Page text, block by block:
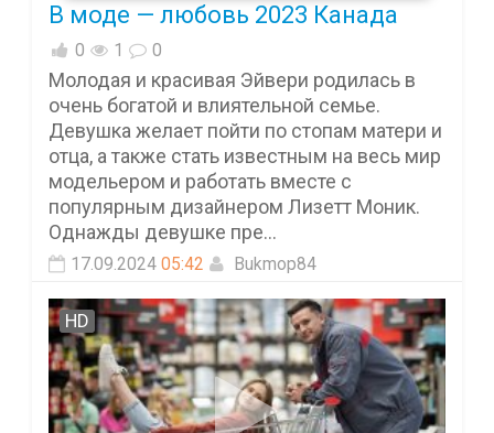
В моде — любовь 2023 Канада
0 1 0
Молодая и красивая Эйвери родилась в
очень богатой и влиятельной семье.
Девушка желает пойти по стопам матери и
отца, а также стать известным на весь мир
модельером и работать вместе с
популярным дизайнером Лизетт Моник.
Однажды девушке пре...
17.09.2024 05:42 Bukmop84
HD